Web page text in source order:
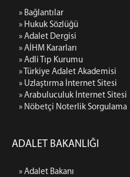
» Bağlantılar
» Hukuk Sözlüğü
» Adalet Dergisi
» AİHM Kararları
» Adli Tıp Kurumu
» Türkiye Adalet Akademisi
» Uzlaştırma İnternet Sitesi
» Arabuluculuk İnternet Sitesi
» Nöbetçi Noterlik Sorgulama
ADALET BAKANLIĞI
» Adalet Bakanı